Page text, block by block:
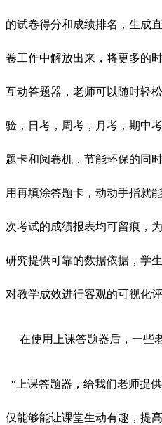
的试卷得分和成绩排名，生成
卷工作中解放出来，将更多的
互动答题器，老师可以随时轻
验，日考，周考，月考，期中
题卡和阅卷机，节能环保的同
用再填涂答题卡，动动手指就
次考试的成绩报表均可留痕，
研究提供可靠的数据依据，学
对教学成效进行客观的可视化
在使用上课答题器后，一些
“上课答题器，给我们老师提
仅能够能让课堂生动有趣，提